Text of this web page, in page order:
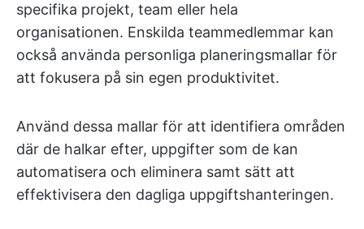
specifika projekt, team eller hela
organisationen. Enskilda teammedlemmar kan
också använda personliga planeringsmallar för
att fokusera på sin egen produktivitet.
Använd dessa mallar för att identifiera områden
där de halkar efter, uppgifter som de kan
automatisera och eliminera samt sätt att
effektivisera den dagliga uppgiftshanteringen.